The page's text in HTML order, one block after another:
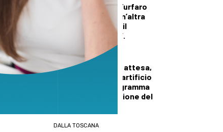
Carcere di Prato, Furfaro
e di Sanzo (PD): “Un’altra
morte alla Dogaia, il
Governo ha fallito”.
CULTURA ED EVENTI
Dopo sette anni di attesa,
tornano i fuochi d’artificio
a suggellare il programma
della 59esima edizione del
DALLA TOSCANA